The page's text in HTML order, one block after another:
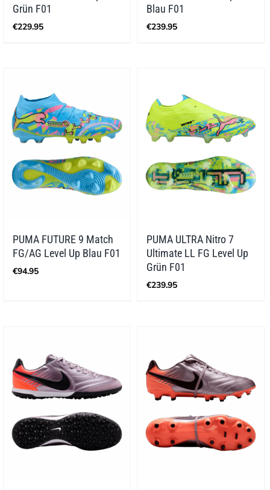
Grün F01
€229.95
Blau F01
€239.95
PUMA FUTURE 9 Match
FG/AG Level Up Blau F01
€94.95
PUMA ULTRA Nitro 7
Ultimate LL FG Level Up
Grün F01
€239.95